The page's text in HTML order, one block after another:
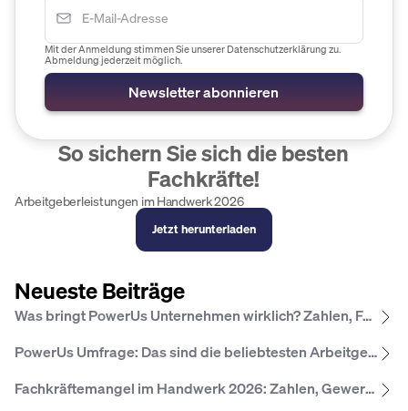
Mit der Anmeldung stimmen Sie unserer Datenschutzerklärung zu.
Abmeldung jederzeit möglich.
So sichern Sie sich die besten
Fachkräfte!
Arbeit­geber­leistungen im Hand­werk 2026
Jetzt herunterladen
Neueste Beiträge
Was bringt PowerUs Unternehmen wirklich? Zahlen, Fakten und Erfahrungen
PowerUs Umfrage: Das sind die beliebtesten Arbeitgeber­leistungen im Hand­werk 2026
Fachkräftemangel im Handwerk 2026: Zahlen, Gewerke, Regionen